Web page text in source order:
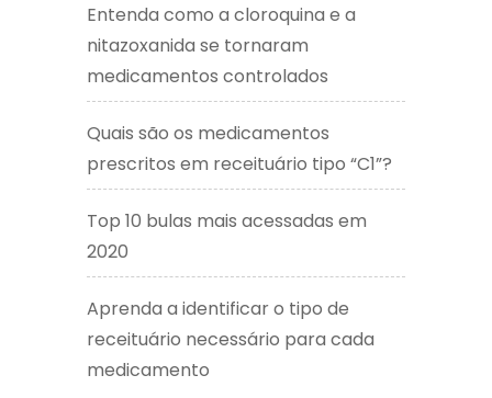
Entenda como a cloroquina e a
nitazoxanida se tornaram
medicamentos controlados
Quais são os medicamentos
prescritos em receituário tipo “C1”?
Top 10 bulas mais acessadas em
2020
Aprenda a identificar o tipo de
receituário necessário para cada
medicamento